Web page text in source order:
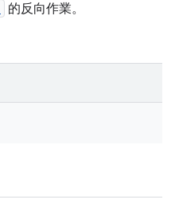
的反向作業。